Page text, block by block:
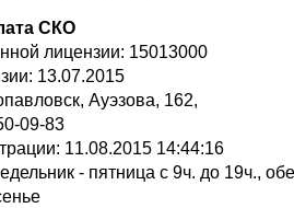
СКО
Номер государственной лицензии: 15013000
Дата выдачи лицензии: 13.07.2015
Ауэзова, 162,
телефон: 50-09-83
Дата учетной регистрации: 11.08.2015 14:44:16